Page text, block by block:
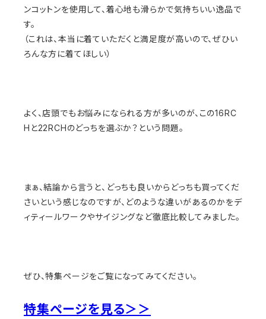
ンコットンを使用して、着心地も滑らかで気持ちいい逸品で
す。
（これは、本当に着ていただくと満足度が高いので、ぜひい
ろんな方に着てほしい）
よく、店頭でもお悩みになられる方が多いのが、この16RC
Hと22RCHのどっちを選ぶか？という問題。
まぁ、結論から言うと、どっちも良いからどっちも買ってくだ
さいという感じなのですが、どのような違いがあるのかをデ
ィティールワークやサイジングなど徹底比較してみました。
ぜひ、特集ページをご覧になってみてください。
特集ページを見る＞＞